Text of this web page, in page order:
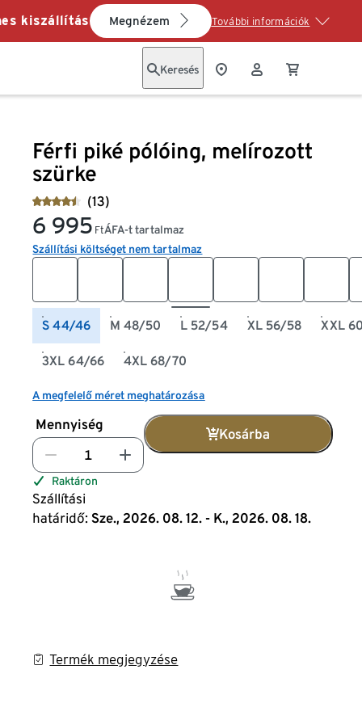
kiszállítás Megnézem További információk
Keresés
Férfi piké pólóing, melírozott
szürke
(13)
6 995 FtÁFA-t tartalmaz
Szállítási költséget nem tartalmaz
S 44/46 M 48/50 L 52/54 XL 56/58 XXL
3XL 64/66 4XL 68/70
A megfelelő méret meghatározása
Mennyiség
Kosárba
Raktáron
Szállítási
határidő: Sze., 2026. 08. 12. - K., 2026. 08. 18.
Termék megjegyzése